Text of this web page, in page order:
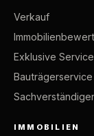
Verkauf
Exklusive
Bauträgerservice
IMMOBILIEN